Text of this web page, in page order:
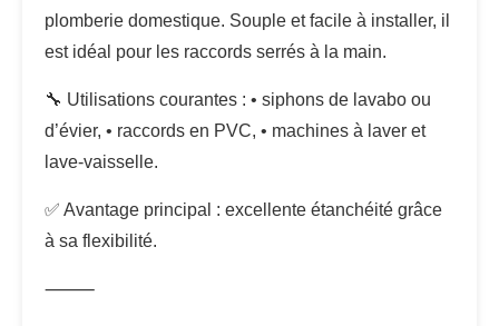
plomberie domestique. Souple et facile à installer, il
est idéal pour les raccords serrés à la main.
🔧 Utilisations courantes : • siphons de lavabo ou
d’évier, • raccords en PVC, • machines à laver et
lave-vaisselle.
✅ Avantage principal : excellente étanchéité grâce
à sa flexibilité.
⸻